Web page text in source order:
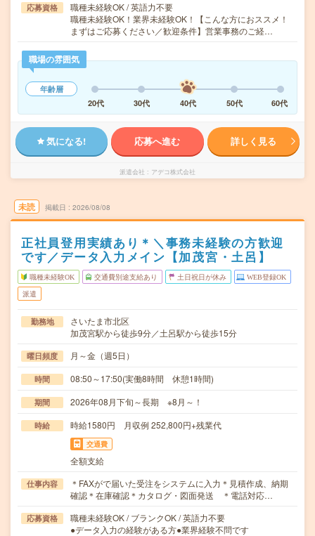
応募資格
職種未経験OK / 英語力不要
職種未経験OK！業界未経験OK！【こんな方におススメ！
まずはご応募ください／歓迎条件】営業事務のご経…
職場の雰囲気
年齢層
20代
30代 40代 50代 60代
気になる! 応募へ進む 詳しく見る
派遣会社 アデコ株式会社
未読 掲載日 2026/08/08
正社員登用実績あり＊＼事務未経験の方歓迎
です／データ入力メイン【加茂宮・土呂】
職種未経験OK 交通費別途支給あり 土日祝日が休み WEB登録OK
派遣
勤務地
さいたま市北区
加茂宮駅から徒歩9分／土呂駅から徒歩15分
曜日頻度 月～金（週5日）
時間 08:50～17:50(実働8時間 休憩1時間)
期間 2026年08月下旬～長期 ※8月～！
時給 時給1580円 月収例 252,800円+残業代
交通費
全額支給
仕事内容
＊FAXがで届いた受注をシステムに入力＊見積作成、納期
確認＊在庫確認＊カタログ・図面発送 ＊電話対応…
応募資格
職種未経験OK / ブランクOK / 英語力不要
●データ入力の経験がある方●業界経験不問です